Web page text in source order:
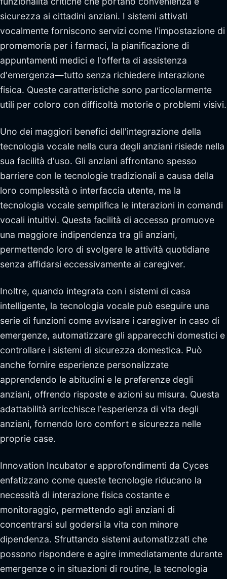
sicurezza ai cittadini anziani. I sistemi attivati
vocalmente forniscono servizi come l'impostazione di
promemoria per i farmaci, la pianificazione di
appuntamenti medici e l'offerta di assistenza
d'emergenza—tutto senza richiedere interazione
fisica. Queste caratteristiche sono particolarmente
utili per coloro con difficoltà motorie o problemi visivi.
Uno dei maggiori benefici dell'integrazione della
tecnologia vocale nella cura degli anziani risiede nella
sua facilità d'uso. Gli anziani affrontano spesso
barriere con le tecnologie tradizionali a causa della
loro complessità o interfaccia utente, ma la
tecnologia vocale semplifica le interazioni in comandi
vocali intuitivi. Questa facilità di accesso promuove
una maggiore indipendenza tra gli anziani,
permettendo loro di svolgere le attività quotidiane
senza affidarsi eccessivamente ai caregiver.
Inoltre, quando integrata con i sistemi di casa
intelligente, la tecnologia vocale può eseguire una
serie di funzioni come avvisare i caregiver in caso di
emergenze, automatizzare gli apparecchi domestici e
controllare i sistemi di sicurezza domestica. Può
anche fornire esperienze personalizzate
apprendendo le abitudini e le preferenze degli
anziani, offrendo risposte e azioni su misura. Questa
adattabilità arricchisce l'esperienza di vita degli
anziani, fornendo loro comfort e sicurezza nelle
proprie case.
Innovation Incubator e approfondimenti da Cyces
enfatizzano come queste tecnologie riducano la
necessità di interazione fisica costante e
monitoraggio, permettendo agli anziani di
concentrarsi sul godersi la vita con minore
dipendenza. Sfruttando sistemi automatizzati che
possono rispondere e agire immediatamente durante
emergenze o in situazioni di routine, la tecnologia